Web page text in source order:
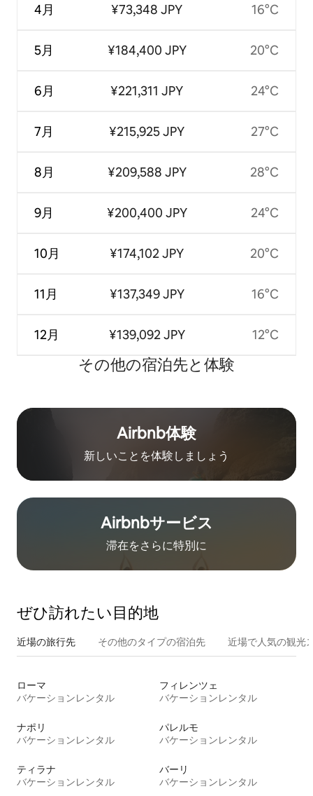
4月
5月
6月
7月
8月
9月
10月
11月
12月
¥73,348 JPY
¥184,400 JPY
¥221,311 JPY
¥215,925 JPY
¥209,588 JPY
¥200,400 JPY
¥174,102 JPY
¥137,349 JPY
¥139,092 JPY
16°C
20°C
24°C
27°C
28°C
24°C
20°C
16°C
12°C
その他の宿⁠泊⁠先と体⁠験
Airbnb体験
新しいことを体験しましょう
Airbnb⁠サ⁠ー⁠ビ⁠ス
滞在をさ⁠ら⁠に特⁠別⁠に
ぜひ訪⁠れ⁠た⁠い目⁠的⁠地
近場の旅行先 その他のタ⁠イ⁠プ⁠の宿⁠泊⁠先 近場で人気の観光
ローマ
バケーションレンタル
フィレンツェ
バケーションレンタル
ナポリ
バケーションレンタル
パレルモ
バケーションレンタル
ティラナ
バケーションレンタル
バーリ
バケーションレンタル